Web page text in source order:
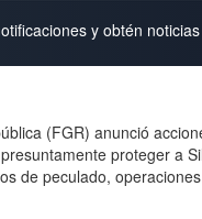
y obtén
(FGR) anunció
proteger a
de peculado,